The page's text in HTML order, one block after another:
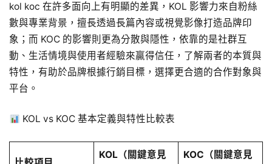
kol koc 在許多面向上有明顯的差異，KOL 影響力來自粉絲
數與專業背景，擅長透過長篇內容或視覺影像打造品牌印
象；而 KOC 的影響則更為分散與隱性，依靠的是社群互
動、生活情境與使用者經驗來贏得信任，了解兩者的本質與
特性，有助於品牌根據行銷目標，選擇更合適的合作對象與
平台。
KOL vs KOC 基本定義與特性比較表
KOL（關鍵意見
KOC（關鍵意見